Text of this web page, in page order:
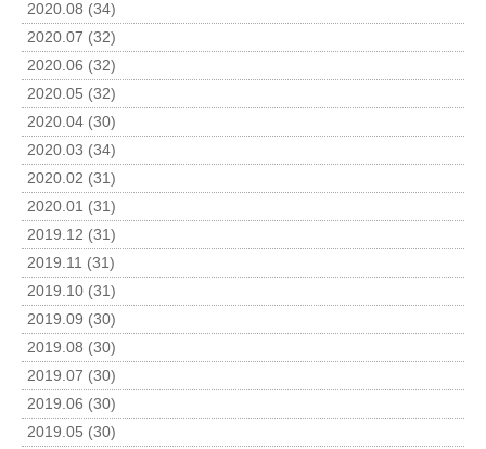
2020.08 (34)
2020.07 (32)
2020.06 (32)
2020.05 (32)
2020.04 (30)
2020.03 (34)
2020.02 (31)
2020.01 (31)
2019.12 (31)
2019.11 (31)
2019.10 (31)
2019.09 (30)
2019.08 (30)
2019.07 (30)
2019.06 (30)
2019.05 (30)